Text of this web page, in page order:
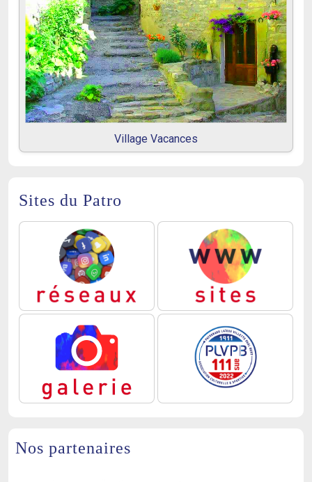
Village Vacances
Sites du Patro
Nos partenaires